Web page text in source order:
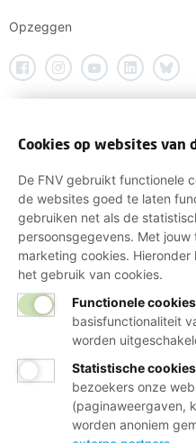
Opzeggen
Cookies op websites van
De FNV gebruikt functionele
de websites goed te laten
gebruiken net als de
persoonsgegevens. Met
marketing cookies.
het gebruik van cookies.
Functionele
basisfunctionaliteit
worden
Statistische cookies
bezoekers onze
(paginaweergaven,
worden anoniem